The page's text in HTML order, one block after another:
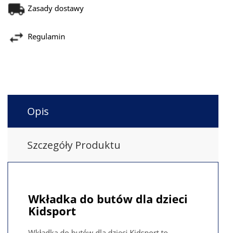
Zasady dostawy
Regulamin
Opis
Szczegóły Produktu
Wkładka do butów dla dzieci
Kidsport